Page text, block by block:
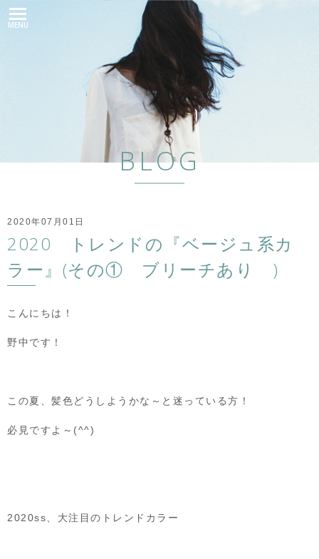
MENU
BLOG
2020年07月01日
2020 トレンドの『ベージュ系カ
ラー』(その① ブリーチあり )
こんにちは！
野中です！
この夏、髪色どうしようかな～と迷っている方！
必見ですよ～(^^)
2020ss、大注目のトレンドカラー